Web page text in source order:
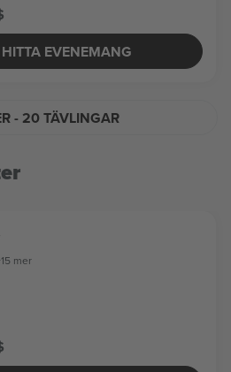
HITTA EVENEMANG
- 20 TÄVLINGAR
mer